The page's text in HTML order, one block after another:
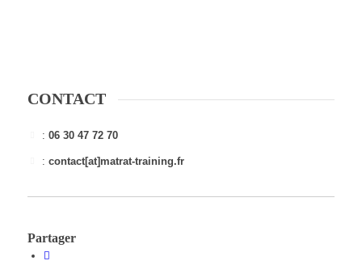
CONTACT
:06 30 47 72 70
:contact[at]matrat-training.fr
Partager